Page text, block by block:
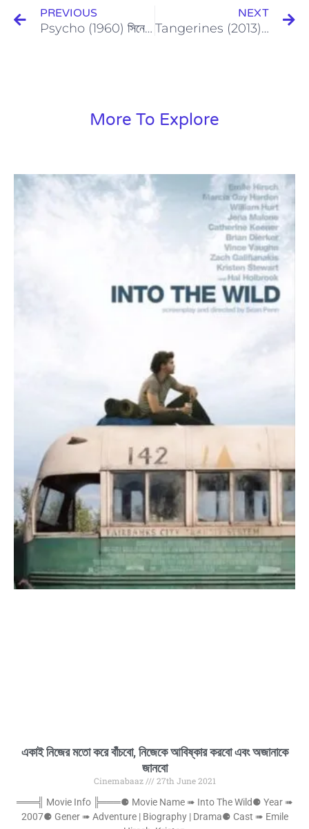
PREVIOUS
Psycho (1960) সিনেমা রিভিউ
NEXT
Tangerines (2013) Movie Review
More To Explore
একাই নিজের মতো করে বাঁঁচবো, নিজেকে আবিষ্কার করবো এবং অজানাকে
জানবো
Cinemabaaz
27th June 2021
═══╣ Movie Info ╠═══⚈ Movie Name ➠ Into The Wild⚈ Year ➠
2007⚈ Gener ➠ Adventure | Biography | Drama⚈ Cast ➠ Emile